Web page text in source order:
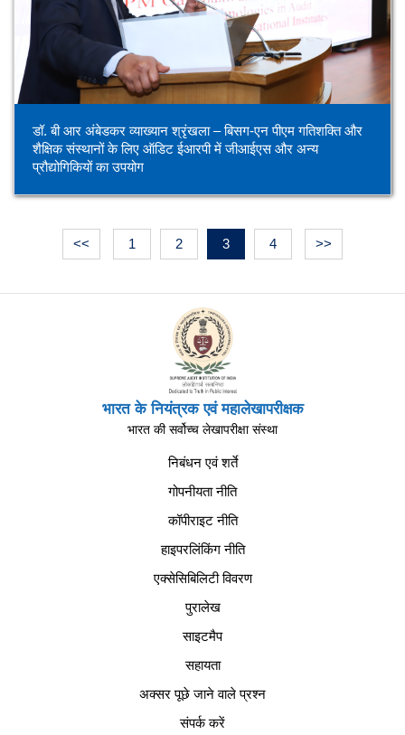
डॉ. बी आर अंबेडकर व्याख्यान श्रृंखला – बिसग-एन पीएम गतिशक्ति और
शैक्षिक संस्थानों के लिए ऑडिट ईआरपी में जीआईएस और अन्य
प्रौद्योगिकियों का उपयोग
<< 1 2 3 4 >>
भारत के नियंत्रक एवं महालेखापरीक्षक
भारत की सर्वोच्च लेखापरीक्षा संस्था
निबंधन एवं शर्ते
गोपनीयता नीति
कॉपीराइट नीति
हाइपरलिंकिंग नीति
एक्सेसिबिलिटी विवरण
पुरालेख
साइटमैप
सहायता
अक्सर पूछे जाने वाले प्रश्न
संपर्क करें